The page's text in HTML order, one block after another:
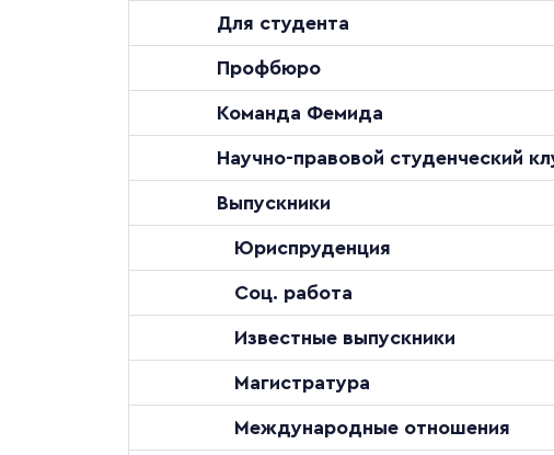
Для студента
Профбюро
Команда Фемида
Научно-правовой студенческий
Выпускники
Юриспруденция
Соц. работа
Известные выпускники
Магистратура
Международные отношения